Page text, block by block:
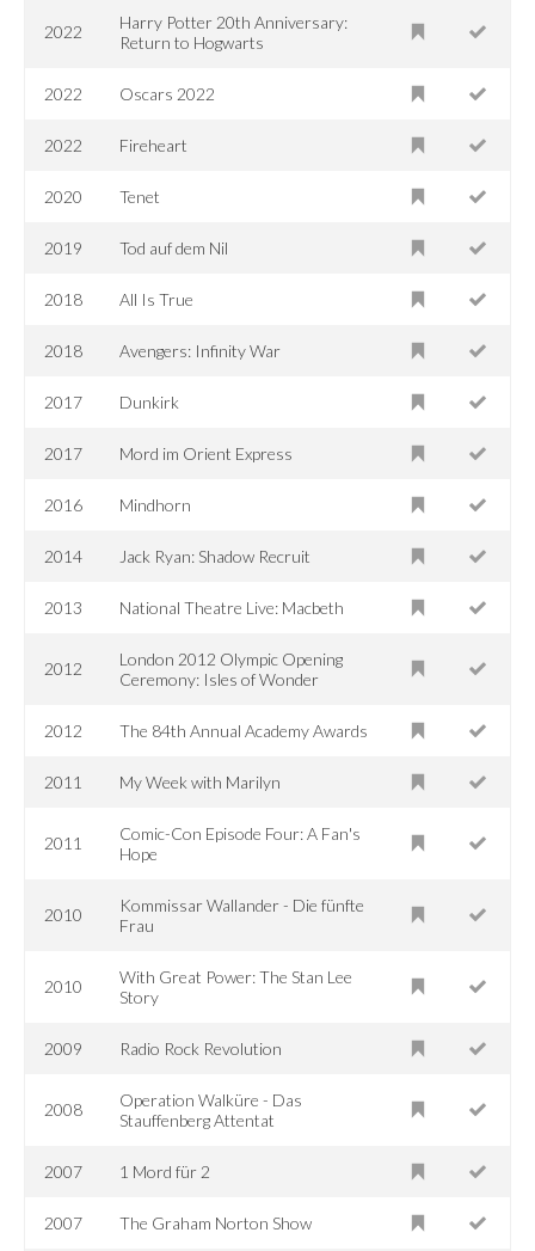
2022
Harry Potter 20th Anniversary:
Return to Hogwarts
2022 Oscars 2022
2022 Fireheart
2020 Tenet
2019 Tod auf dem Nil
2018 All Is True
2018 Avengers: Infinity War
2017 Dunkirk
2017 Mord im Orient Express
2016 Mindhorn
2014 Jack Ryan: Shadow Recruit
2013 National Theatre Live: Macbeth
2012
London 2012 Olympic Opening
Ceremony: Isles of Wonder
2012 The 84th Annual Academy Awards
2011 My Week with Marilyn
2011
Comic-Con Episode Four: A Fan's
Hope
2010
Kommissar Wallander - Die fünfte
Frau
2010
With Great Power: The Stan Lee
Story
2009 Radio Rock Revolution
2008
Operation Walküre - Das
Stauffenberg Attentat
2007 1 Mord für 2
2007 The Graham Norton Show